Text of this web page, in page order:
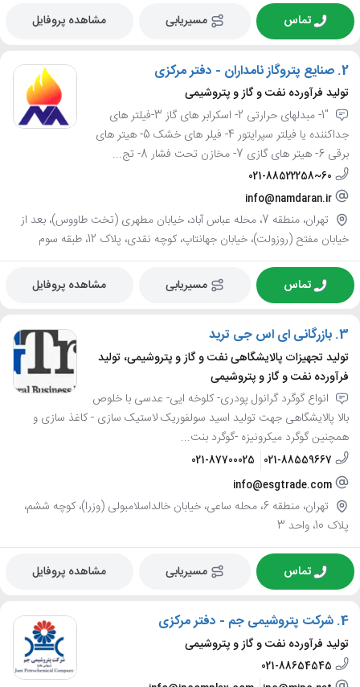
تماس مسیریابی مشاهده پروفایل
2. صنایع پتروگاز نامداران - دفتر مرکزی
تولید فرآورده نفت و گاز و پتروشیمی
"1- مبدلهای حرارتی 2- اسکرابر های گاز 3-فیلتر های
جداکننده یا فیلتر سپرایتور 4- فیلر های خشک 5- هیتر های
برقی 6- هیتر های گازی 7- مخازن تحت فشار 8- تج...
021-88522258~60
info@namdaran.ir
تهران، منطقه 7، محله عباس آباد، خیابان مطهری (تخت طاووس)، بعد از
خیابان مفتح (روزولت)، خیابان جهانتاپ، کوچه نقدی، پلاک 12، طبقه سوم
تماس مسیریابی مشاهده پروفایل
3. بازرگانی ای اس جی ترید
تولید تجهیزات پالایشگاهی نفت و گاز و پتروشیمی، تولید
فرآورده نفت و گاز و پتروشیمی
انواع گوگرد گرانول پودری- کلوخه ایی- عدسی با خلوص
بالا پالایشگاهی جهت تولید اسید سولفوریک لاستیک سازی - کاغذ سازی و
همچنین گوگرد میکرونیزه -گوگرد بنت...
021-88559667
021-87700025
info@esgtrade.com
تهران، منطقه 6، محله ساعی، خیابان خالداسلامبولی (وزرا)، کوچه ششم،
پلاک 10، واحد 3
تماس مسیریابی مشاهده پروفایل
4. شرکت پتروشیمی جم - دفتر مرکزی
تولید فرآورده نفت و گاز و پتروشیمی
021-88654545